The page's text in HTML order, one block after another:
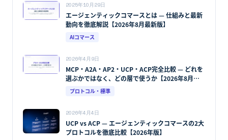
2025年10月29日
エージェンティックコマースとは — 仕組みと最新
動向を徹底解説【2026年8月最新版】
AIコマース
2026年4月9日
MCP・A2A・AP2・UCP・ACP完全比較 — どれを
選ぶかではなく、どの層で使うか【2026年8月最
新版】
プロトコル・標準
2026年4月4日
UCP vs ACP — エージェンティックコマースの2大
プロトコルを徹底比較【2026年版】